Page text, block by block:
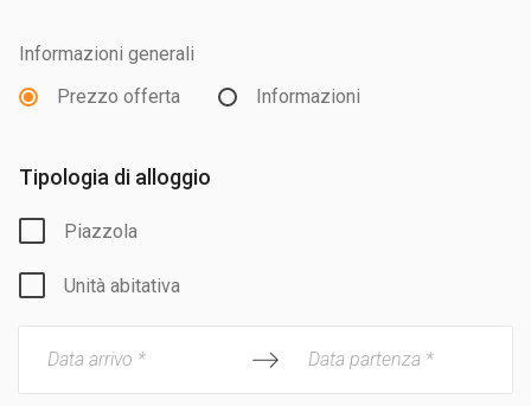
Informazioni generali
Prezzo offerta
Informazioni
Tipologia di alloggio
Piazzola
Unità abitativa
Data arrivo * Data partenza *